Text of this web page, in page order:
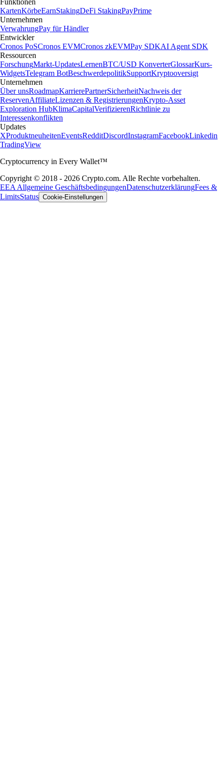
Funktionen
KartenKörbeEarnStakingDeFi StakingPayPrime
Unternehmen
VerwahrungPay für Händler
Entwickler
Cronos PoSCronos EVMCronos zkEVMPay SDKAI Agent SDK
Ressourcen
ForschungMarkt-UpdatesLernenBTC/USD KonverterGlossarKurs-
WidgetsTelegram BotBeschwerdepolitikSupportKryptooversigt
Unternehmen
Über unsRoadmapKarrierePartnerSicherheitNachweis der
ReservenAffiliateLizenzen & RegistrierungenKrypto-Asset
Exploration HubKlimaCapitalVerifizierenRichtlinie zu
Interessenkonflikten
Updates
XProduktneuheitenEventsRedditDiscordInstagramFacebookLinkedin
TradingView
Cryptocurrency in Every Wallet™
Copyright © 2018 - 2026 Crypto.com. Alle Rechte vorbehalten.
EEA Allgemeine GeschäftsbedingungenDatenschutzerklärungFees &
LimitsStatus Cookie-Einstellungen